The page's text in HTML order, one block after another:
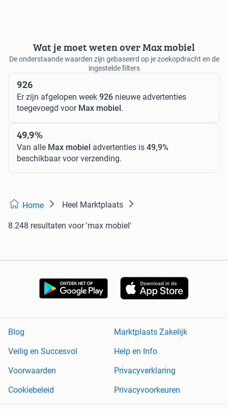
Wat je moet weten over Max mobiel
De onderstaande waarden zijn gebaseerd op je zoekopdracht en de
ingestelde filters
926
Er zijn afgelopen week 926 nieuwe advertenties
toegevoegd voor Max mobiel.
49,9%
Van alle Max mobiel advertenties is 49,9%
beschikbaar voor verzending.
Home Heel Marktplaats
8.248 resultaten voor 'max mobiel'
Blog
Marktplaats Zakelijk
Veilig en Succesvol
Help en Info
Voorwaarden
Privacyverklaring
Cookiebeleid
Privacyvoorkeuren